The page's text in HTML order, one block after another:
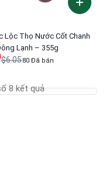
Lộc Thọ Nước Cốt Chanh
Lạnh – 355g
$6.0580 Đã bán
8 kết quả